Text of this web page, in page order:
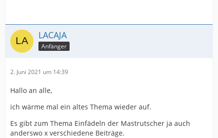
LACAJA
Anfänger
2. Juni 2021 um 14:39
Hallo an alle,
ich wärme mal ein altes Thema wieder auf.
Es gibt zum Thema Einfädeln der Mastrutscher ja auch
anderswo x verschiedene Beiträge.